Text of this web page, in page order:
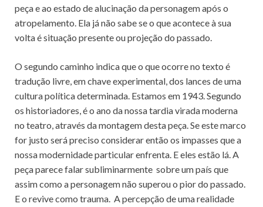
peça e ao estado de alucinação da personagem após o
atropelamento. Ela já não sabe se o que acontece à sua
volta é situação presente ou projeção do passado.
O segundo caminho indica que o que ocorre no texto é
tradução livre, em chave experimental, dos lances de uma
cultura política determinada. Estamos em 1943. Segundo
os historiadores, é o ano da nossa tardia virada moderna
no teatro, através da montagem desta peça. Se este marco
for justo será preciso considerar então os impasses que a
nossa modernidade particular enfrenta. E eles estão lá. A
peça parece falar subliminarmente sobre um país que
assim como a personagem não superou o pior do passado.
E o revive como trauma. A percepção de uma realidade